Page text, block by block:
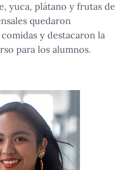
yuca, plátano y frutas de
quedaron
y destacaron la
para los alumnos.